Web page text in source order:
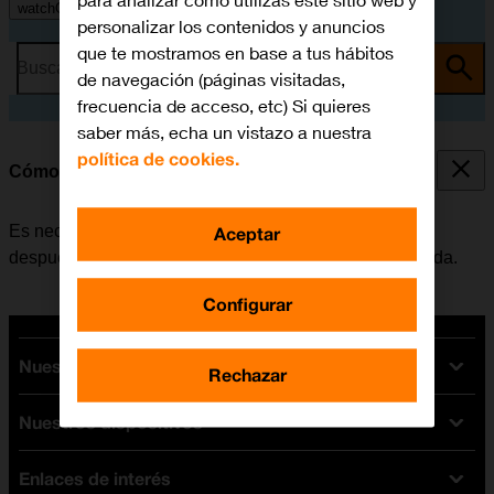
watchOS 11
Busca por problema o tema
Cómo activar el Apple Watch
Es necesario activar el Apple Watch por primera vez y
después de restablecer su configuración predeterminada.
Nuestras tarifas
Tarifas Orange
Tarifas fibra y móvil
Nuestros dispositivos
Ofertas en móviles
Enlaces de interés
personalizar los contenidos y anuncios
que te mostramos en base a tus hábitos
de navegación (páginas visitadas,
frecuencia de acceso, etc) Si quieres
saber más, echa un vistazo a nuestra
política de cookies.
Configurar
Rechazar
Aceptar